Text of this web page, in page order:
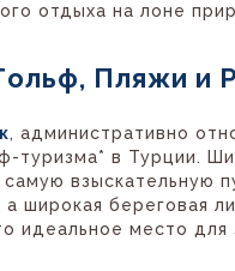
отдыха на лоне
Пляжи и
, административно
туризма* в Турции.
взыскательную
а широкая береговая
идеальное место для